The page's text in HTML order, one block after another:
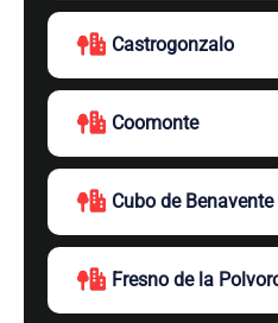
Castrogonzalo
Coomonte
Cubo de Benavente
Fresno de la